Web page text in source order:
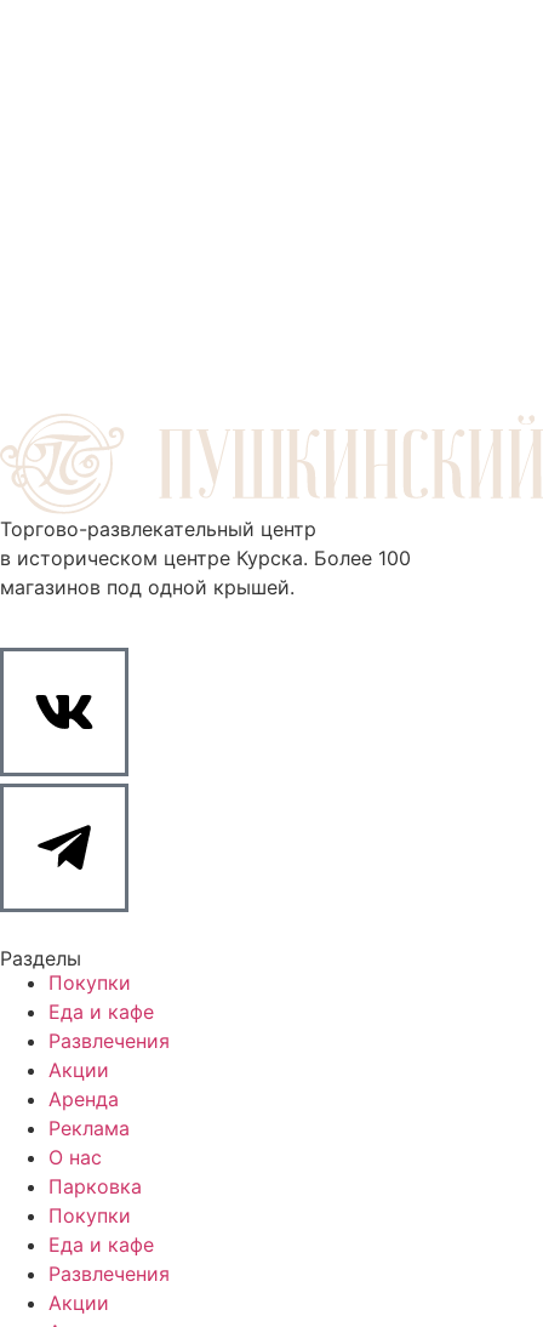
Торгово-развлекательный центр
в историческом центре Курска. Более 100
магазинов под одной крышей.
Разделы
Покупки
Еда и кафе
Развлечения
Акции
Аренда
Реклама
О нас
Парковка
Покупки
Еда и кафе
Развлечения
Акции